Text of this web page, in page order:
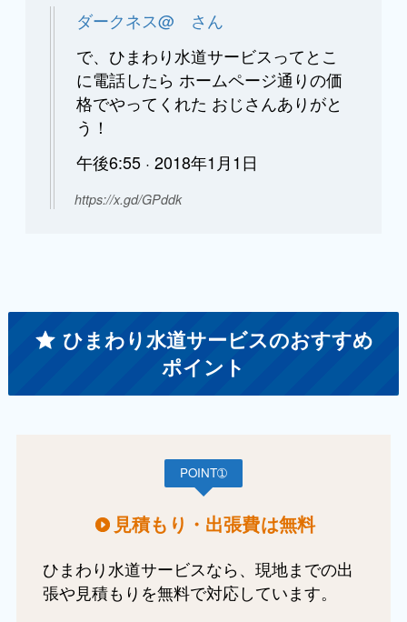
ダークネス@ さん
で、ひまわり水道サービスってとこ
に電話したら ホームページ通りの価
格でやってくれた おじさんありがと
う！
午後6:55 · 2018年1月1日
https://x.gd/GPddk
ひまわり水道サービスのおすすめ
ポイント
POINT➀
見積もり・出張費は無料
ひまわり水道サービスなら、現地までの出
張や見積もりを無料で対応しています。